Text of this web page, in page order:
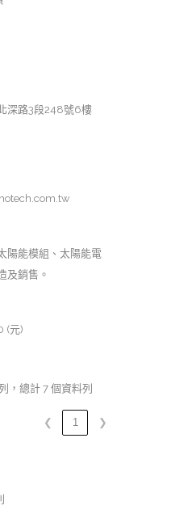
深路3段248號6樓
陽能模組、太陽能電
及銷售。
(元)
，總計 7 個資料列
❮ 1 ❯